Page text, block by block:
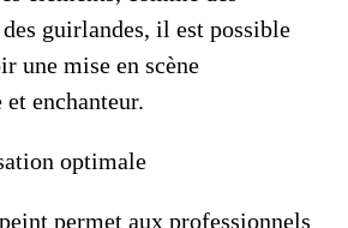
guirlandes, il est possible
une mise en scène
enchanteur.
optimale
permet aux professionnels